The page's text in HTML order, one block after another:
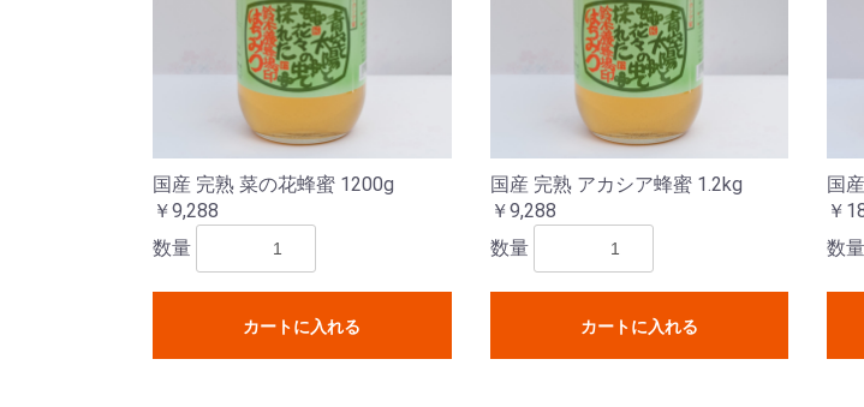
国産 完熟 菜の花蜂蜜 1200g
￥9,288
数量
カートに入れる
国産 完熟 アカシア蜂蜜 1.2kg
￥9,288
数量
カートに入れる
国
￥
数量